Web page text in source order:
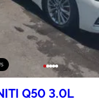
Q50 3.0L